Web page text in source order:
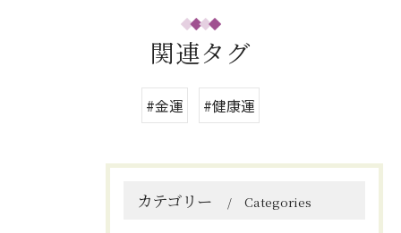
関連タグ
#金運 #健康運
カテゴリー Categories